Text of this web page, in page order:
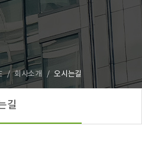
회사소개 오시는길
길